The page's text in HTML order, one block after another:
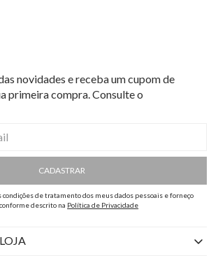
novidades e receba um cupom de
primeira compra. Consulte o
CADASTRAR
condições de tratamento dos meus dados pessoais e forneço
descrito na Política de Privacidade